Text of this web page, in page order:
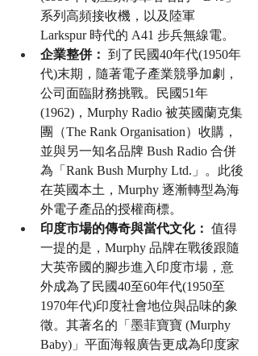
系列高頻接收機，以及陸軍
Larkspur 時代的 A41 步兵無線電。
企業整併： 到了民國40年代(1950年
代)末期，隨著電子產業競爭加劇，
公司面臨財務挑戰。民國51年
(1962)，Murphy Radio 被英國蘭克集
團（The Rank Organisation）收購，
並與另一知名品牌 Bush Radio 合併
為「Rank Bush Murphy Ltd.」。此後
在英國本土，Murphy 逐漸轉型為海
外電子產品的授權商標。
印度市場的傳奇與當代文化： 值得
一提的是，Murphy 品牌在戰後跟隨
大英帝國的腳步進入印度市場，意
外成為了民國40至60年代(1950至
1970年代)印度社會地位與品味的象
徵。其著名的「墨菲寶寶 (Murphy
Baby)」平面海報廣告更成為印度家